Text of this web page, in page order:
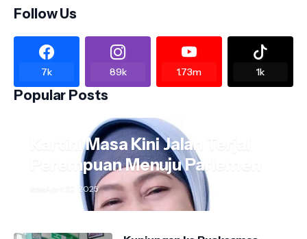
Follow Us
7k 89k 1.73m 1k
Popular Posts
Kartini Masa Kini Jalan Terjal
Perempuan Menuju Parlemen
April 22, 2025